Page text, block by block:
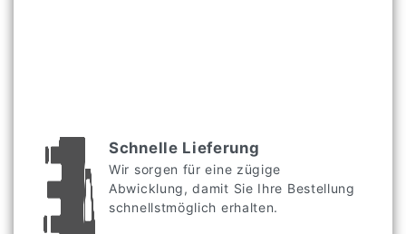
Schnelle Lieferung
Wir sorgen für eine zügige
Abwicklung, damit Sie Ihre Bestellung
schnellstmöglich erhalten.